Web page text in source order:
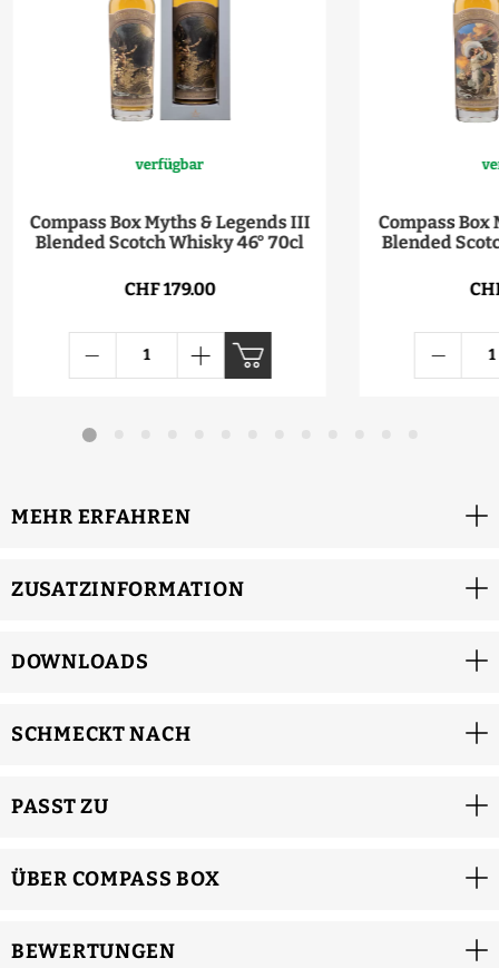
verfügbar
Compass Box Myths & Legends III
Blended Scotch Whisky 46° 70cl
CHF 179.00
Compass Box
Blended
MEHR ERFAHREN
ZUSATZINFORMATION
DOWNLOADS
SCHMECKT NACH
PASST ZU
ÜBER COMPASS BOX
BEWERTUNGEN